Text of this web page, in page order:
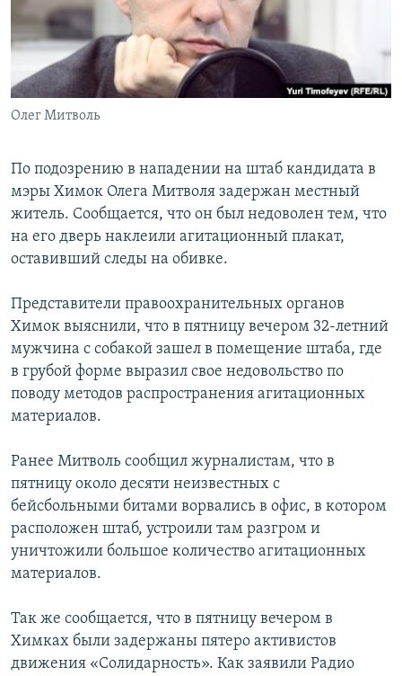
СОЦИАЛЬНЫЕ СЕТИ
Все сайты РСЕ/РС
Олег Митволь
По подозрению в нападении на штаб кандидата в
мэры Химок Олега Митволя задержан местный
житель. Сообщается, что он был недоволен тем, что
на его дверь наклеили агитационный плакат,
оставивший следы на обивке.
Представители правоохранительных органов
Химок выяснили, что в пятницу вечером 32-летний
мужчина с собакой зашел в помещение штаба, где
в грубой форме выразил свое недовольство по
поводу методов распространения агитационных
материалов.
Ранее Митволь сообщил журналистам, что в
пятницу около десяти неизвестных с
бейсбольными битами ворвались в офис, в котором
расположен штаб, устроили там разгром и
уничтожили большое количество агитационных
материалов.
Так же сообщается, что в пятницу вечером в
Химках были задержаны пятеро активистов
движения «Солидарность». Как заявили Радио